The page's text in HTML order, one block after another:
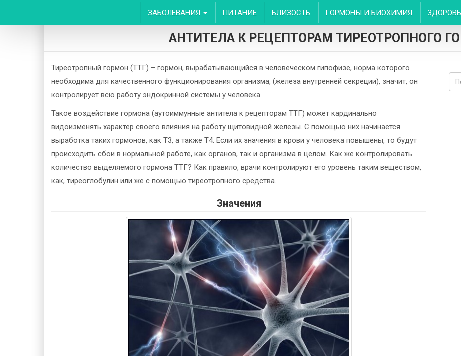
ЗАБОЛЕВАНИЯ ПИТАНИЕ БЛИЗОСТЬ ГОРМОНЫ И БИОХИМИЯ
АНТИТЕЛА К РЕЦЕПТОРАМ ТИРЕОТРОПНОГО
Тиреотропный гормон (ТТГ) – гормон, вырабатывающийся в человеческом гипофизе, норма которого
необходима для качественного функционирования организма, (железа внутренней секреции), значит, он
контролирует всю работу эндокринной системы у человека.
Такое воздействие гормона (аутоиммунные антитела к рецепторам ТТГ) может кардинально
видоизменять характер своего влияния на работу щитовидной железы. С помощью них начинается
выработка таких гормонов, как Т3, а также Т4. Если их значения в крови у человека повышены, то будут
происходить сбои в нормальной работе, как органов, так и организма в целом. Как же контролировать
количество выделяемого гормона ТТГ? Как правило, врачи контролируют его уровень таким веществом,
как, тиреоглобулин или же с помощью тиреотропного средства.
Значения